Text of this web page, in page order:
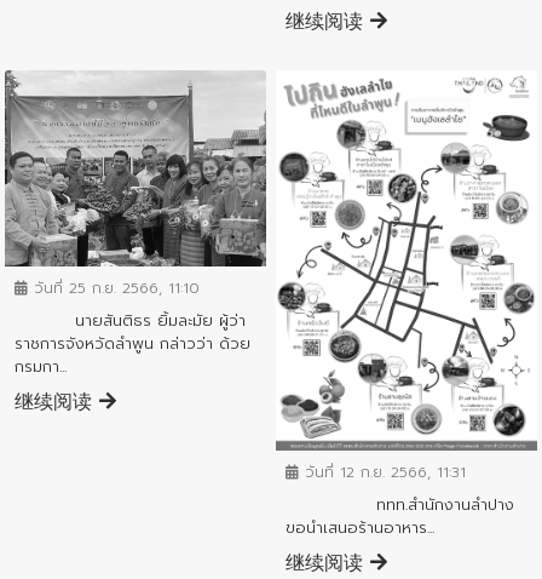
继续阅读
ข่าวประชาสัมพันธ์
วันที่ 25 ก.ย. 2566, 11:10
นายสันติธร ยิ้มละมัย ผู้ว่า
ราชการจังหวัดลำพูน กล่าวว่า ด้วย
กรมกา...
继续阅读
ข่าวประชาสัมพันธ์
วันที่ 12 ก.ย. 2566, 11:31
ททท.สำนักงานลำปาง
ขอนำเสนอร้านอาหาร...
继续阅读